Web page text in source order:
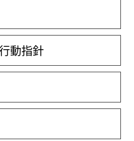
動指針